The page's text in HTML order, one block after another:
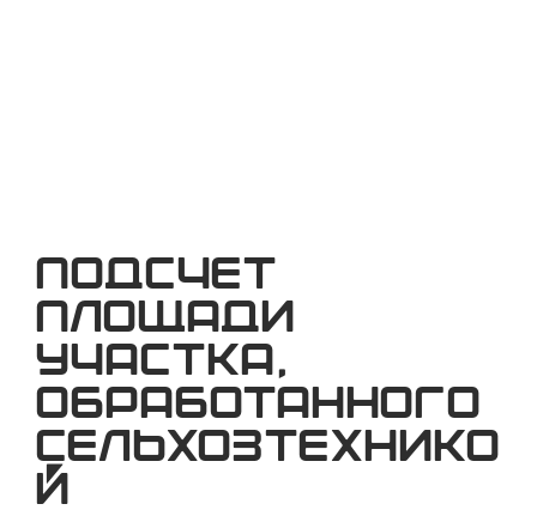
Подсчет
площади
участка,
обработанного
сельхозтехнико
й